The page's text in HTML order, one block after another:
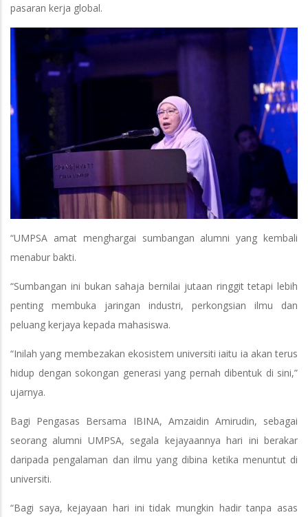
pasaran kerja global.
“UMPSA amat menghargai sumbangan alumni yang kembali
menabur bakti.
“Sumbangan ini bukan sahaja bernilai jutaan ringgit tetapi lebih
penting membuka jaringan industri, perkongsian ilmu dan
peluang kerjaya kepada mahasiswa.
“Inilah yang membezakan ekosistem universiti iaitu ia akan terus
hidup dengan sokongan generasi yang pernah dibentuk di sini,”
ujarnya.
Bagi Pengasas Bersama IBINA, Amzaidin Amirudin, sebagai
seorang alumni UMPSA, segala kejayaannya hari ini berakar
daripada pengalaman dan ilmu yang dibina ketika menuntut di
universiti.
“Bagi saya, kejayaan hari ini tidak mungkin hadir tanpa asas